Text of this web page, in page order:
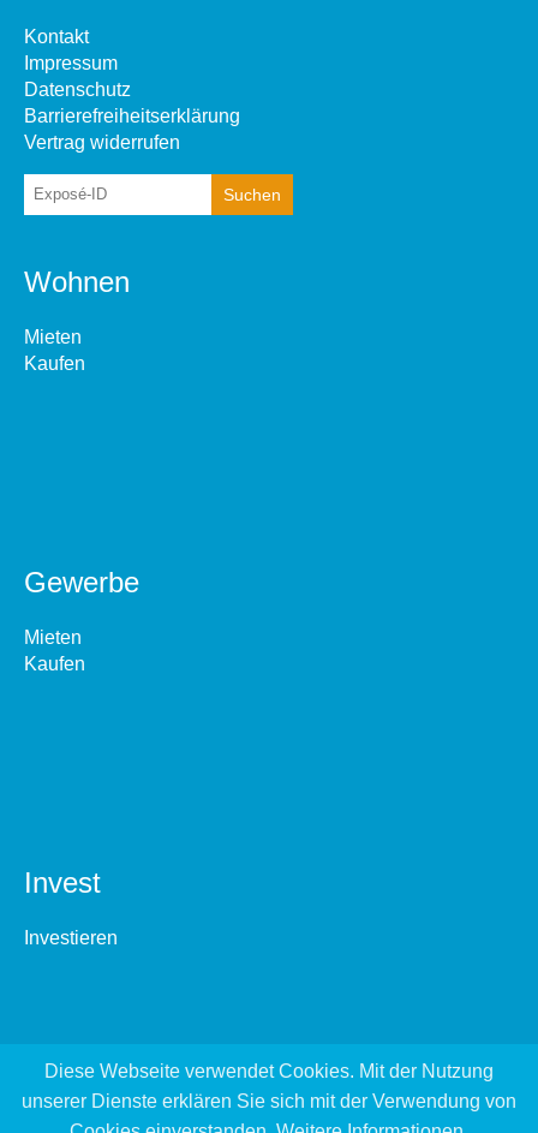
Kontakt
Impressum
Datenschutz
Barrierefreiheitserklärung
Vertrag widerrufen
Wohnen
Mieten
Kaufen
Gewerbe
Mieten
Kaufen
Invest
Investieren
Diese Webseite verwendet Cookies. Mit der Nutzung
unserer Dienste erklären Sie sich mit der Verwendung von